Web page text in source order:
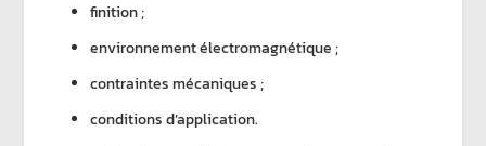
finition ;
environnement électromagnétique ;
contraintes mécaniques ;
conditions d’application.